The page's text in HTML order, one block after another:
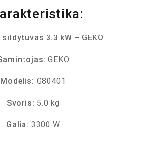
3.3 kW – GEKO
GEKO
Modelis: G80401
Svoris: 5.0 kg
Galia: 3300 W